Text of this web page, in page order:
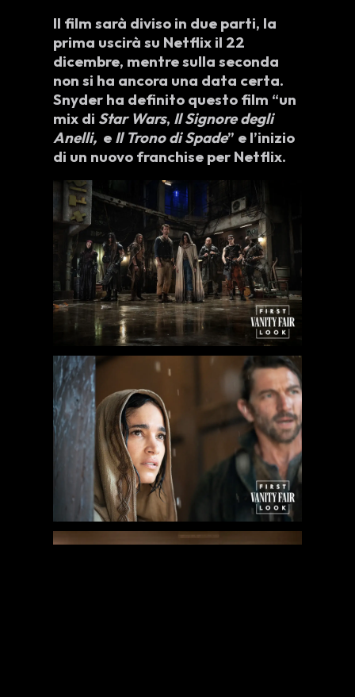
Il film sarà diviso in due parti, la
prima uscirà su Netflix il 22
dicembre, mentre sulla seconda
non si ha ancora una data certa.
Snyder ha definito questo film “un
mix di Star Wars, Il Signore degli
Anelli, e Il Trono di Spade” e l’inizio
di un nuovo franchise per Netflix.